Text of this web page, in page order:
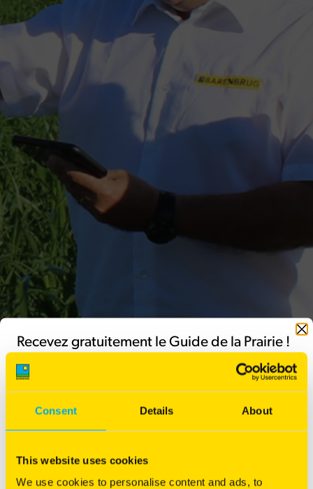
Consent Details About
This website uses cookies
We use cookies to personalise content and ads, to
Régénération du capital sol
Fermer
Recevez gratuitement le Guide de la Prairie !